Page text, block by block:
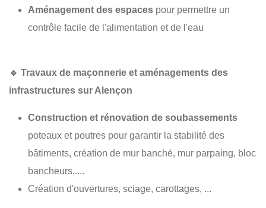
Aménagement des espaces pour permettre un
contrôle facile de l'alimentation et de l'eau
🔹 Travaux de maçonnerie et aménagements des
infrastructures sur Alençon
Construction et rénovation de soubassements
poteaux et poutres pour garantir la stabilité des
bâtiments, création de mur banché, mur parpaing, bloc
bancheurs,....
Création d'ouvertures, sciage, carottages, ...